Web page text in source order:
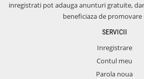
inregistrati pot adauga anunturi gratuite,
beneficiaza de promovare
SERVICII
Inregistrare
Contul meu
Parola noua